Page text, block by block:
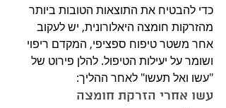
כדי להבטיח את התוצאות הטובות ביותר
מהזרקות חומצה היאלורונית, יש לעקוב
אחר משטר טיפוח ספציפי, המקדם ריפוי
ושומר על יעילות הטיפול. להלן פירוט של
"עשו ואל תעשו" לאחר ההליך:
עשו אחרי הזרקת חומצה